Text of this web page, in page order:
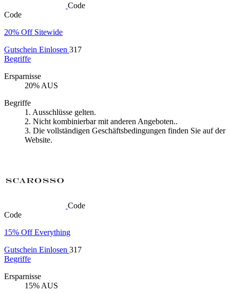
Code
Code
20% Off Sitewide
Gutschein Einlosen 317
Begriffe
Ersparnisse
20% AUS
Begriffe
1. Ausschlüsse gelten.
2. Nicht kombinierbar mit anderen Angeboten..
3. Die vollständigen Geschäftsbedingungen finden Sie auf der
Website.
Code
Code
15% Off Everything
Gutschein Einlosen 317
Begriffe
Ersparnisse
15% AUS